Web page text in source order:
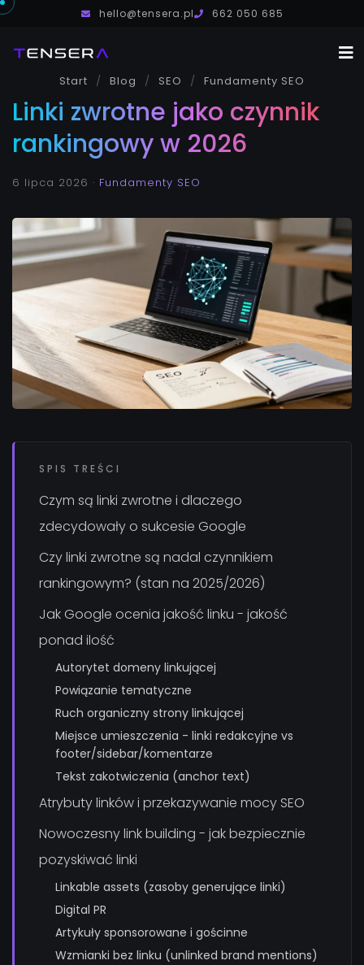
hello@tensera.pl 662 050 685
Usługi
O mnie
Blog
Start Blog SEO Fundamenty SEO
Linki zwrotne jako czynnik
rankingowy w 2026
6 lipca 2026 · Fundamenty SEO
SPIS TREŚCI
Czym są linki zwrotne i dlaczego
zdecydowały o sukcesie Google
Czy linki zwrotne są nadal czynnikiem
rankingowym? (stan na 2025/2026)
Jak Google ocenia jakość linku - jakość
ponad ilość
Autorytet domeny linkującej
Powiązanie tematyczne
Ruch organiczny strony linkującej
Miejsce umieszczenia - linki redakcyjne vs
footer/sidebar/komentarze
Tekst zakotwiczenia (anchor text)
Atrybuty linków i przekazywanie mocy SEO
Nowoczesny link building - jak bezpiecznie
pozyskiwać linki
Linkable assets (zasoby generujące linki)
Digital PR
Artykuły sponsorowane i gościnne
Wzmianki bez linku (unlinked brand mentions)